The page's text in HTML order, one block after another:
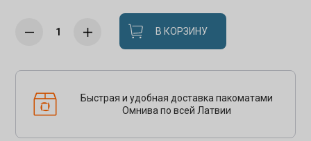
В КОРЗИНУ
Быстрая и удобная доставка пакоматами
Омнива по всей Латвии